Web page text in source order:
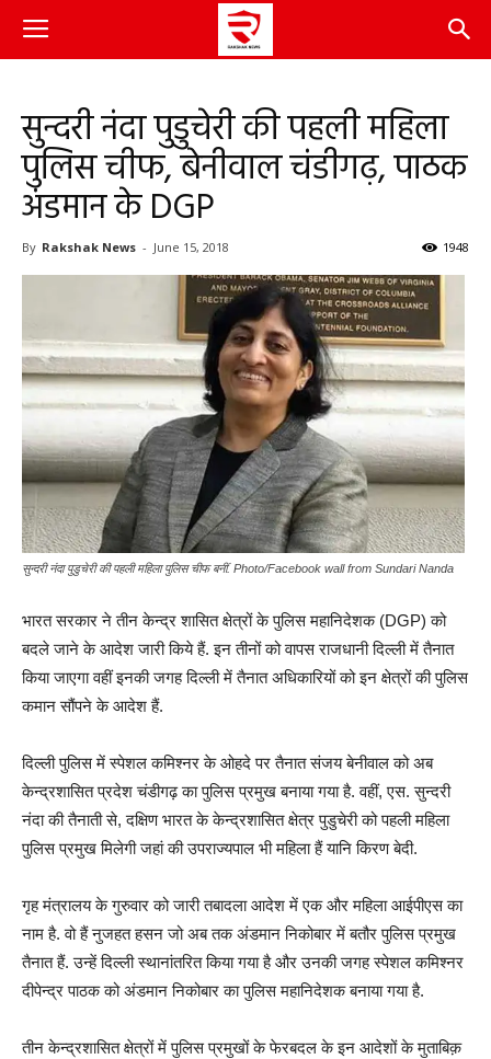
सुन्दरी नंदा पुडुचेरी की पहली महिला
पुलिस चीफ, बेनीवाल चंडीगढ़, पाठक
अंडमान के DGP
By Rakshak News - June 15, 2018 1948
सुन्दरी नंदा पुडुचेरी की पहली महिला पुलिस चीफ बनीं. Photo/Facebook wall from Sundari Nanda
भारत सरकार ने तीन केन्द्र शासित क्षेत्रों के पुलिस महानिदेशक (DGP) को
बदले जाने के आदेश जारी किये हैं. इन तीनों को वापस राजधानी दिल्ली में तैनात
किया जाएगा वहीं इनकी जगह दिल्ली में तैनात अधिकारियों को इन क्षेत्रों की पुलिस
कमान सौंपने के आदेश हैं.
दिल्ली पुलिस में स्पेशल कमिश्नर के ओहदे पर तैनात संजय बेनीवाल को अब
केन्द्रशासित प्रदेश चंडीगढ़ का पुलिस प्रमुख बनाया गया है. वहीं, एस. सुन्दरी
नंदा की तैनाती से, दक्षिण भारत के केन्द्रशासित क्षेत्र पुडुचेरी को पहली महिला
पुलिस प्रमुख मिलेगी जहां की उपराज्यपाल भी महिला हैं यानि किरण बेदी.
गृह मंत्रालय के गुरुवार को जारी तबादला आदेश में एक और महिला आईपीएस का
नाम है. वो हैं नुजहत हसन जो अब तक अंडमान निकोबार में बतौर पुलिस प्रमुख
तैनात हैं. उन्हें दिल्ली स्थानांतरित किया गया है और उनकी जगह स्पेशल कमिश्नर
दीपेन्द्र पाठक को अंडमान निकोबार का पुलिस महानिदेशक बनाया गया है.
तीन केन्द्रशासित क्षेत्रों में पुलिस प्रमुखों के फेरबदल के इन आदेशों के मुताबिक़